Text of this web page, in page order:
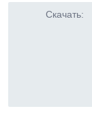
Скачать: